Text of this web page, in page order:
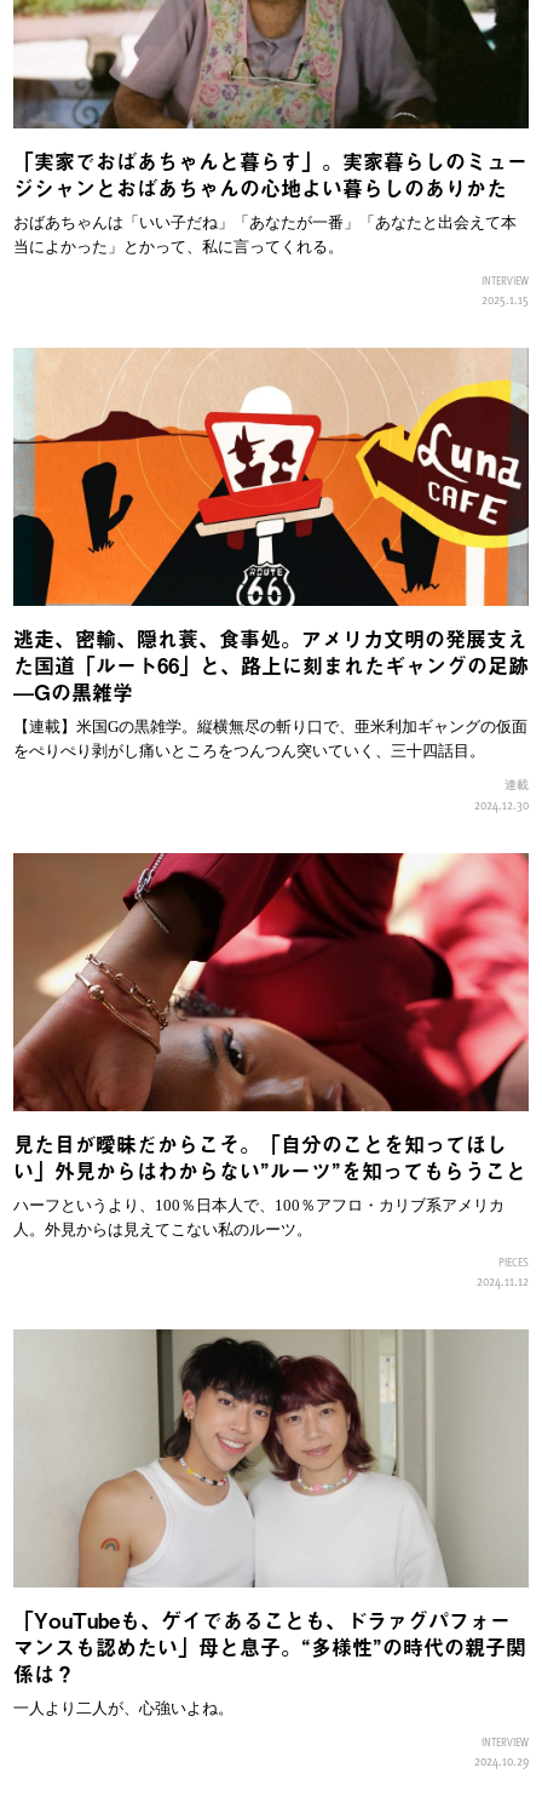
「実家でおばあちゃんと暮らす」。実家暮らしのミュー
ジシャンとおばあちゃんの心地よい暮らしのありかた
おばあちゃんは「いい子だね」「あなたが一番」「あなたと出会えて本
当によかった」とかって、私に言ってくれる。
INTERVIEW
2025.1.15
逃走、密輸、隠れ蓑、食事処。アメリカ文明の発展支え
た国道「ルート66」と、路上に刻まれたギャングの足跡
—Gの黒雑学
【連載】米国Gの黒雑学。縦横無尽の斬り口で、亜米利加ギャングの仮面
をぺりぺり剥がし痛いところをつんつん突いていく、三十四話目。
連載
2024.12.30
見た目が曖昧だからこそ。「自分のことを知ってほし
い」外見からはわからない”ルーツ”を知ってもらうこと
ハーフというより、100％日本人で、100％アフロ・カリブ系アメリカ
人。外見からは見えてこない私のルーツ。
PIECES
2024.11.12
「YouTubeも、ゲイであることも、ドラァグパフォー
マンスも認めたい」母と息子。“多様性”の時代の親子関
係は？
一人より二人が、心強いよね。
INTERVIEW
2024.10.29